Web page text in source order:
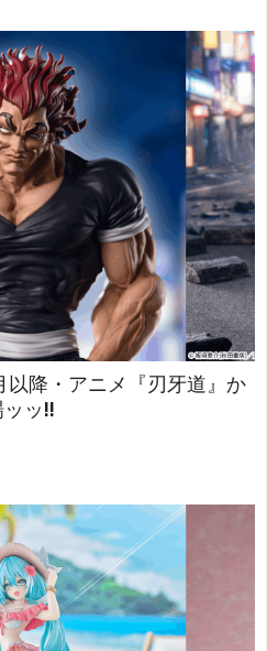
降・アニメ『刃牙道』か
ッ!!